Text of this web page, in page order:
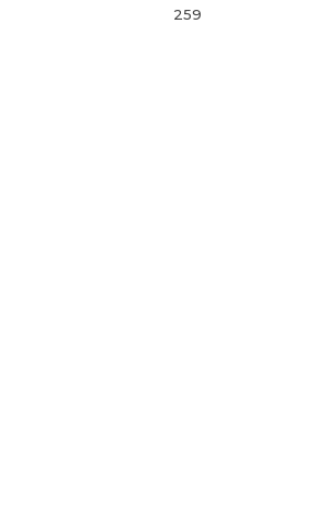
259